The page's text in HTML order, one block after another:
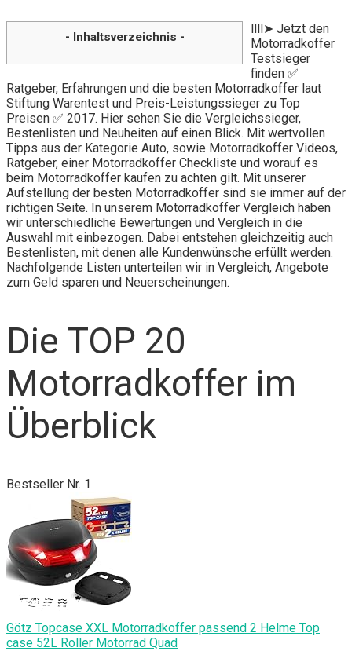
- Inhaltsverzeichnis -
llll➤ Jetzt den
Motorradkoffer
Testsieger
finden ✅
Ratgeber, Erfahrungen und die besten Motorradkoffer laut
Stiftung Warentest und Preis-Leistungssieger zu Top
Preisen ✅ 2017. Hier sehen Sie die Vergleichssieger,
Bestenlisten und Neuheiten auf einen Blick. Mit wertvollen
Tipps aus der Kategorie Auto, sowie Motorradkoffer Videos,
Ratgeber, einer Motorradkoffer Checkliste und worauf es
beim Motorradkoffer kaufen zu achten gilt. Mit unserer
Aufstellung der besten Motorradkoffer sind sie immer auf der
richtigen Seite. In unserem Motorradkoffer Vergleich haben
wir unterschiedliche Bewertungen und Vergleich in die
Auswahl mit einbezogen. Dabei entstehen gleichzeitig auch
Bestenlisten, mit denen alle Kundenwünsche erfüllt werden.
Nachfolgende Listen unterteilen wir in Vergleich, Angebote
zum Geld sparen und Neuerscheinungen.
Die TOP 20
Motorradkoffer im
Überblick
Bestseller Nr. 1
Götz Topcase XXL Motorradkoffer passend 2 Helme Top
case 52L Roller Motorrad Quad